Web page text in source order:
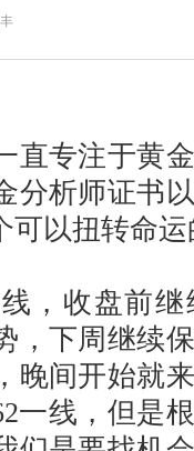
专注于黄金
分析师证书
可以扭转命
收盘前继
，下周继续
晚间开始就
一线，但是